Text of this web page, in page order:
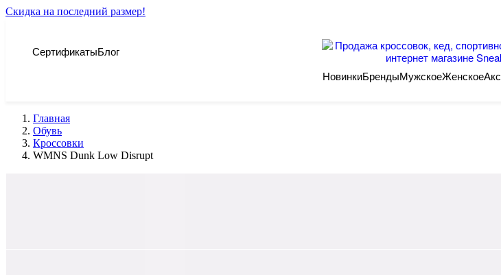
Скидка на последний размер!
СертификатыБлог
НовинкиБрендыМужскоеЖенское
Главная
Обувь
Кроссовки
WMNS Dunk Low Disrupt